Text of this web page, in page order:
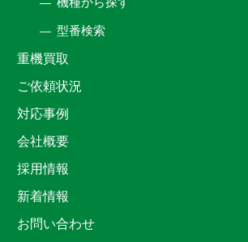
型番検索
重機買取
ご依頼状況
対応事例
会社概要
採用情報
新着情報
お問い合わせ